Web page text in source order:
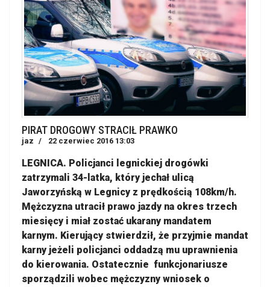
PIRAT DROGOWY STRACIŁ PRAWKO
jaz 22 czerwiec 2016 13:03
LEGNICA. Policjanci legnickiej drogówki
zatrzymali 34-latka, który jechał ulicą
Jaworzyńską w Legnicy z prędkością 108km/h.
Mężczyzna utracił prawo jazdy na okres trzech
miesięcy i miał zostać ukarany mandatem
karnym. Kierujący stwierdził, że przyjmie mandat
karny jeżeli policjanci oddadzą mu uprawnienia
do kierowania. Ostatecznie funkcjonariusze
sporządzili wobec mężczyzny wniosek o